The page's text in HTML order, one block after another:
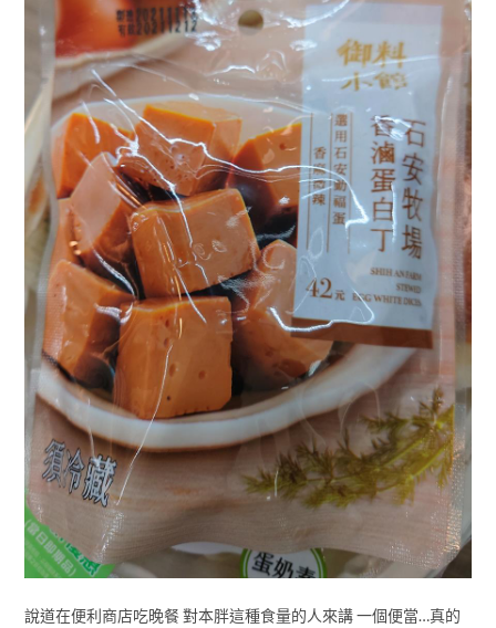
說道在便利商店吃晚餐 對本胖這種食量的人來講 一個便當…真的